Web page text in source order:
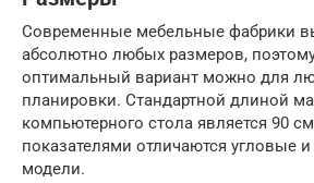
Современные мебельные фабрики
абсолютно любых размеров,
оптимальный вариант можно для
планировки. Стандартной длиной
компьютерного стола является 90
показателями отличаются угловые
модели.